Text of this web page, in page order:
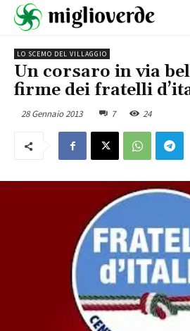
LO SCEMO DEL VILLAGGIO
Un corsaro in via
firme dei fratelli
28 Gennaio 2013 7 24